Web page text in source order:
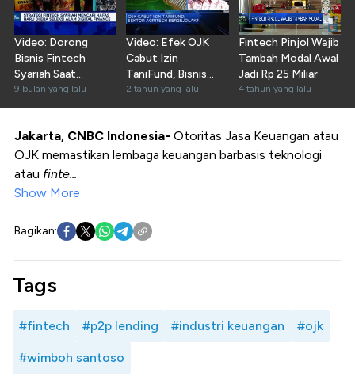
Video: Dorong
Bisnis Fintech
Syariah Saat
Penyaluran
Pembiayaan Anjlok
9 bulan yang lalu
Video: Efek OJK
Cabut Izin
TaniFund, Bisnis
Agritech
Bergejolak?
2 tahun yang lalu
Fintech Pinjol Wajib
Tambah Modal Awal
Jadi Rp 25 Miliar
4 tahun yang lalu
Jakarta, CNBC Indonesia- Otoritas Jasa Keuangan atau
OJK memastikan lembaga keuangan barbasis teknologi
atau finte...
Show More
Bagikan:
Tags
#fintech #p2p lending #industri keuangan #ojk
#wimboh santoso